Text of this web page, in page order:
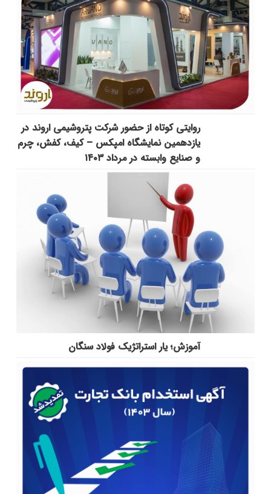
روایتی کوتاه از حضور شرکت پتروشیمی اروند در
یازدهمین نمایشگاه امپکس‌ – کیف، کفش، چرم
و صنایع وابسته در مرداد ۱۴۰۳
آموزش؛ یار استراتژیک فولاد سنگان